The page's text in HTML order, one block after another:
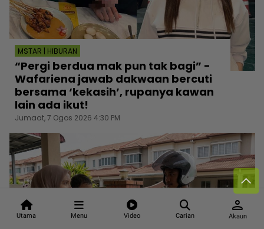
Utama Menu Video Carian
person
Akaun
MSTAR | HIBURAN
“Pergi berdua mak pun tak bagi” -
Wafariena jawab dakwaan bercuti
bersama ‘kekasih’, rupanya kawan
lain ada ikut!
Jumaat, 7 Ogos 2026 4:30 PM